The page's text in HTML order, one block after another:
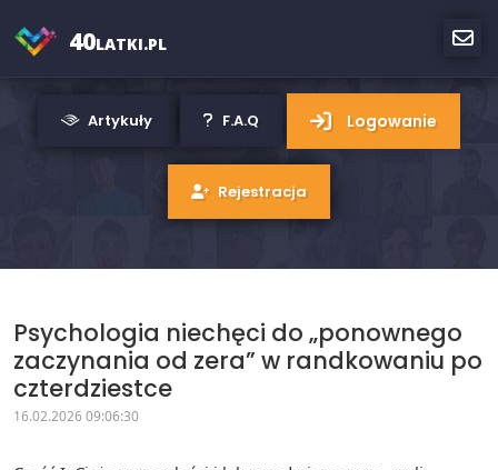
40LATKI.PL
Artykuły F.A.Q Logowanie
Rejestracja
Psychologia niechęci do „ponownego
zaczynania od zera” w randkowaniu po
czterdziestce
16.02.2026 09:06:30